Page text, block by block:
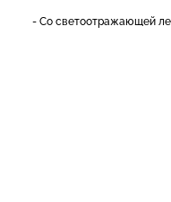
- Со светоотражающей